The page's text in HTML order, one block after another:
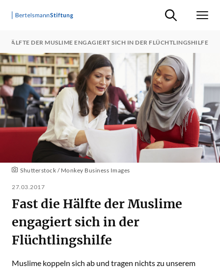
Suche ein-/
HÄLFTE DER MUSLIME ENGAGIERT SICH IN DER FLÜCHTLINGSHILFE
Shutterstock / Monkey Business Images
27.03.2017
Fast die Hälfte der Muslime
engagiert sich in der
Flüchtlingshilfe
Muslime koppeln sich ab und tragen nichts zu unserem